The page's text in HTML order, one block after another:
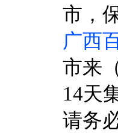
市，
广西
市来
14天
请务